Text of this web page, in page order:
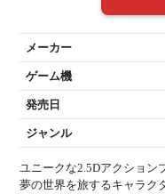
メーカー
ゲーム機
発売日
ジャンル
ユニークな2.5Dアクション
夢の世界を旅するキャラク